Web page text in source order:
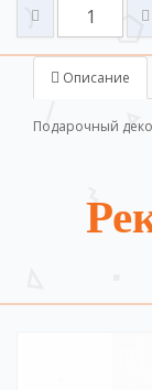
Описание
Подарочный